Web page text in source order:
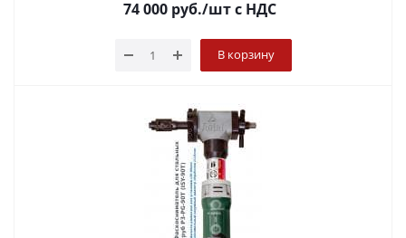
74 000 руб./штс НДС
В корзину